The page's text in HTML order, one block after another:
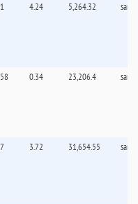
4.24 5,264.32 sany
0.34 23,206.4 sany
3.72 31,654.55 sany